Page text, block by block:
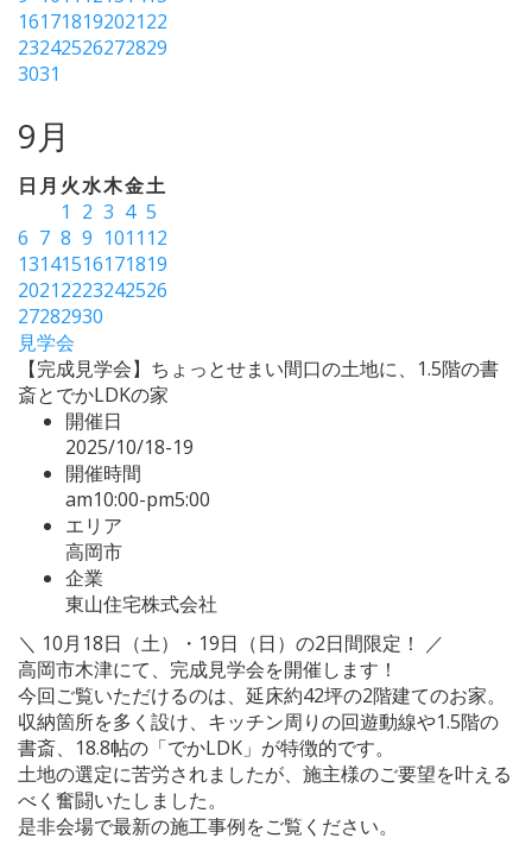
16171819202122
23242526272829
3031
9月
日 月 火水木金土
1 2 3 4 5
6 7 8 9 1011 12
13141516171819
20212223242526
27282930
見学会
【完成見学会】ちょっとせまい間口の土地に、1.5階の書
斎とでかLDKの家
開催日
2025/10/18-19
開催時間
am10:00-pm5:00
エリア
高岡市
企業
東山住宅株式会社
＼ 10月18日（土）・19日（日）の2日間限定！ ／
高岡市木津にて、完成見学会を開催します！
今回ご覧いただけるのは、延床約42坪の2階建てのお家。
収納箇所を多く設け、キッチン周りの回遊動線や1.5階の
書斎、18.8帖の「でかLDK」が特徴的です。
土地の選定に苦労されましたが、施主様のご要望を叶える
べく奮闘いたしました。
是非会場で最新の施工事例をご覧ください。